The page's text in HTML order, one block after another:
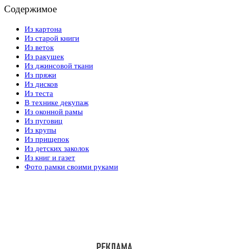
Содержимое
Из картона
Из старой книги
Из веток
Из ракушек
Из джинсовой ткани
Из пряжи
Из дисков
Из теста
В технике декупаж
Из оконной рамы
Из пуговиц
Из крупы
Из прищепок
Из детских заколок
Из книг и газет
Фото рамки своими руками